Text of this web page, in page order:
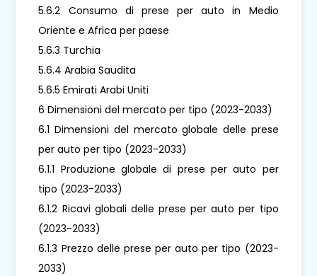
5.6.2 Consumo di prese per auto in Medio
Oriente e Africa per paese
5.6.3 Turchia
5.6.4 Arabia Saudita
5.6.5 Emirati Arabi Uniti
6 Dimensioni del mercato per tipo (2023-2033)
6.1 Dimensioni del mercato globale delle prese
per auto per tipo (2023-2033)
6.1.1 Produzione globale di prese per auto per
tipo (2023-2033)
6.1.2 Ricavi globali delle prese per auto per tipo
(2023-2033)
6.1.3 Prezzo delle prese per auto per tipo (2023-
2033)